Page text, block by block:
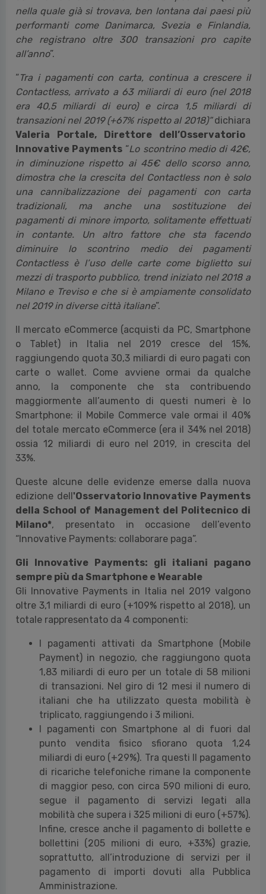
nella quale già si trovava, ben lontana dai paesi più
performanti come Danimarca, Svezia e Finlandia,
che registrano oltre 300 transazioni pro capite
all’anno”.
“Tra i pagamenti con carta, continua a crescere il
Contactless, arrivato a 63 miliardi di euro (nel 2018
era 40,5 miliardi di euro) e circa 1,5 miliardi di
transazioni nel 2019 (+67% rispetto al 2018)”dichiara
Valeria Portale, Direttore dell’Osservatorio
Innovative Payments “Lo scontrino medio di 42€,
in diminuzione rispetto ai 45€ dello scorso anno,
dimostra che la crescita del Contactless non è solo
una cannibalizzazione dei pagamenti con carta
tradizionali, ma anche una sostituzione dei
pagamenti di minore importo, solitamente effettuati
in contante. Un altro fattore che sta facendo
diminuire lo scontrino medio dei pagamenti
Contactless è l’uso delle carte come biglietto sui
mezzi di trasporto pubblico, trend iniziato nel 2018 a
Milano e Treviso e che si è ampiamente consolidato
nel 2019 in diverse città italiane”.
Il mercato eCommerce (acquisti da PC, Smartphone
o Tablet) in Italia nel 2019 cresce del 15%,
raggiungendo quota 30,3 miliardi di euro pagati con
carte o wallet. Come avviene ormai da qualche
anno, la componente che sta contribuendo
maggiormente all’aumento di questi numeri è lo
Smartphone: il Mobile Commerce vale ormai il 40%
del totale mercato eCommerce (era il 34% nel 2018)
ossia 12 miliardi di euro nel 2019, in crescita del
33%.
Queste alcune delle evidenze emerse dalla nuova
edizione dell'Osservatorio Innovative Payments
della School of Management del Politecnico di
Milano*, presentato in occasione dell’evento
“Innovative Payments: collaborare paga”.
Gli Innovative Payments: gli italiani pagano
sempre più da Smartphone e Wearable
Gli Innovative Payments in Italia nel 2019 valgono
oltre 3,1 miliardi di euro (+109% rispetto al 2018), un
totale rappresentato da 4 componenti:
I pagamenti attivati da Smartphone (Mobile
Payment) in negozio, che raggiungono quota
1,83 miliardi di euro per un totale di 58 milioni
di transazioni. Nel giro di 12 mesi il numero di
italiani che ha utilizzato questa mobilità è
triplicato, raggiungendo i 3 milioni.
I pagamenti con Smartphone al di fuori dal
punto vendita fisico sfiorano quota 1,24
miliardi di euro (+29%). Tra questi Il pagamento
di ricariche telefoniche rimane la componente
di maggior peso, con circa 590 milioni di euro,
segue il pagamento di servizi legati alla
mobilità che supera i 325 milioni di euro (+57%).
Infine, cresce anche il pagamento di bollette e
bollettini (205 milioni di euro, +33%) grazie,
soprattutto, all’introduzione di servizi per il
pagamento di importi dovuti alla Pubblica
Amministrazione.